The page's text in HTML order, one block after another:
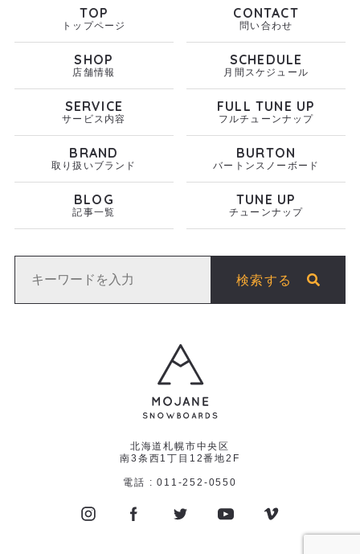
北海道札幌市中央区
南3条西1丁目12番地2F
電話 : 011-252-0550
TOP
トップページ
SHOP
店舗情報
SERVICE
サービス内容
BRAND
取り扱いブランド
BLOG
記事一覧
CONTACT
問い合わせ
SCHEDULE
月間スケジュール
FULL TUNE UP
フルチューンナップ
BURTON
バートンスノーボード
TUNE UP
チューンナップ
検索する